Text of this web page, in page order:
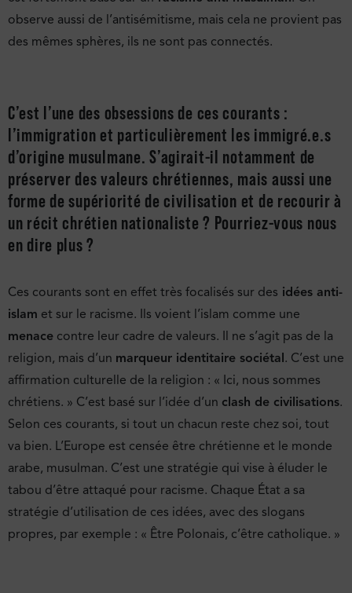
observe aussi de l’antisémitisme, mais cela ne provient pas
des mêmes sphères, ils ne sont pas connectés.
C’est l’une des obsessions de ces courants :
l’immigration et particulièrement les immigré.e.s
d’origine musulmane. S’agirait-il notamment de
préserver des valeurs chrétiennes, mais aussi une
forme de supériorité de civilisation et de recourir à
un récit chrétien nationaliste ? Pourriez-vous nous
en dire plus ?
Ces courants sont en effet très focalisés sur des idées anti-
islam et sur le racisme. Ils voient l’islam comme une
menace contre leur cadre de valeurs. Il ne s’agit pas de la
religion, mais d’un marqueur identitaire sociétal. C’est une
affirmation culturelle de la religion : « Ici, nous sommes
chrétiens. » C’est basé sur l’idée d’un clash de civilisations.
Selon ces courants, si tout un chacun reste chez soi, tout
va bien. L’Europe est censée être chrétienne et le monde
arabe, musulman. C’est une stratégie qui vise à éluder le
tabou d’être attaqué pour racisme. Chaque État a sa
stratégie d’utilisation de ces idées, avec des slogans
propres, par exemple : « Être Polonais, c’être catholique. »